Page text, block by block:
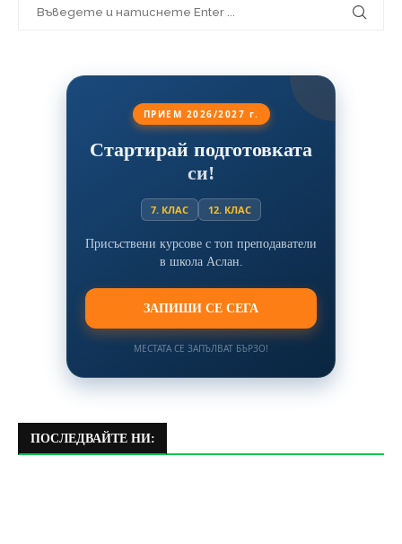
ПРИЕМ 2026/2027 г.
Стартирай подготовката
си!
7. КЛАС 12. КЛАС
Присъствени курсове с топ преподаватели
в школа Аслан.
ЗАПИШИ СЕ СЕГА
МЕСТАТА СЕ ЗАПЪЛВАТ БЪРЗО!
ПОСЛЕДВАЙТЕ НИ: